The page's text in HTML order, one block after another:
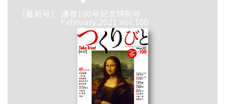
［最新号］ 通巻100号記念特別号
February 2021 Vol.100